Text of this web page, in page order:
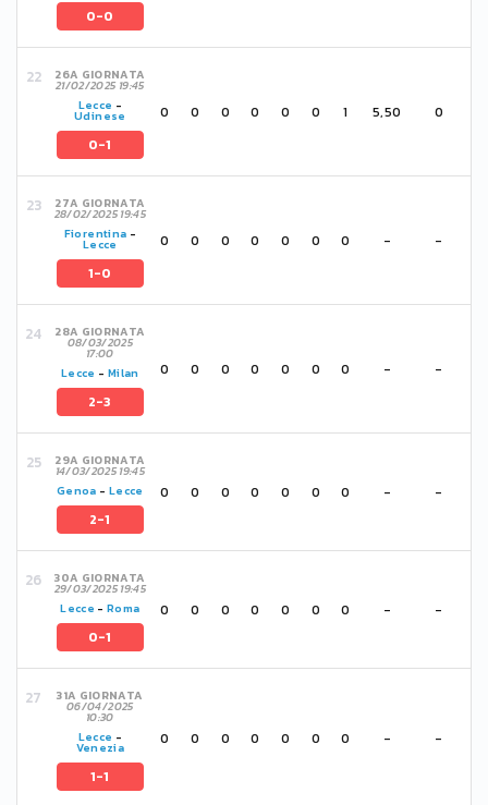
0-0
26A GIORNATA
21/02/2025 19:45
Lecce -
Udinese
0-1
0 0 0 0 0 0 1 5,50 0
27A GIORNATA
28/02/2025 19:45
Fiorentina -
Lecce
1-0
0 0 0 0 0 0 0 - -
28A GIORNATA
08/03/2025
17:00
Lecce - Milan
2-3
0 0 0 0 0 0 0 - -
29A GIORNATA
14/03/2025 19:45
Genoa - Lecce
2-1
0 0 0 0 0 0 0 - -
30A GIORNATA
29/03/2025 19:45
Lecce -Roma
0-1
0 0 0 0 0 0 0 - -
31A GIORNATA
06/04/2025
10:30
Lecce -
Venezia
1-1
0 0 0 0 0 0 0 - -